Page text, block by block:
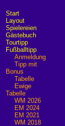
Start
Layout
Spielereien
Gästebuch
Tourtipp
Fußballtipp
Anmeldung
Tipp mit
Bonus
Tabelle
Ewige
Tabelle
WM 2026
EM 2024
EM 2021
WM 2018